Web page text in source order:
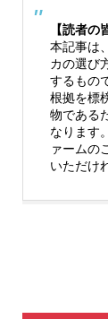
【読者の
本記事は
カの選び
するもの
根拠を標
物である
なります
ァームの
いただけ